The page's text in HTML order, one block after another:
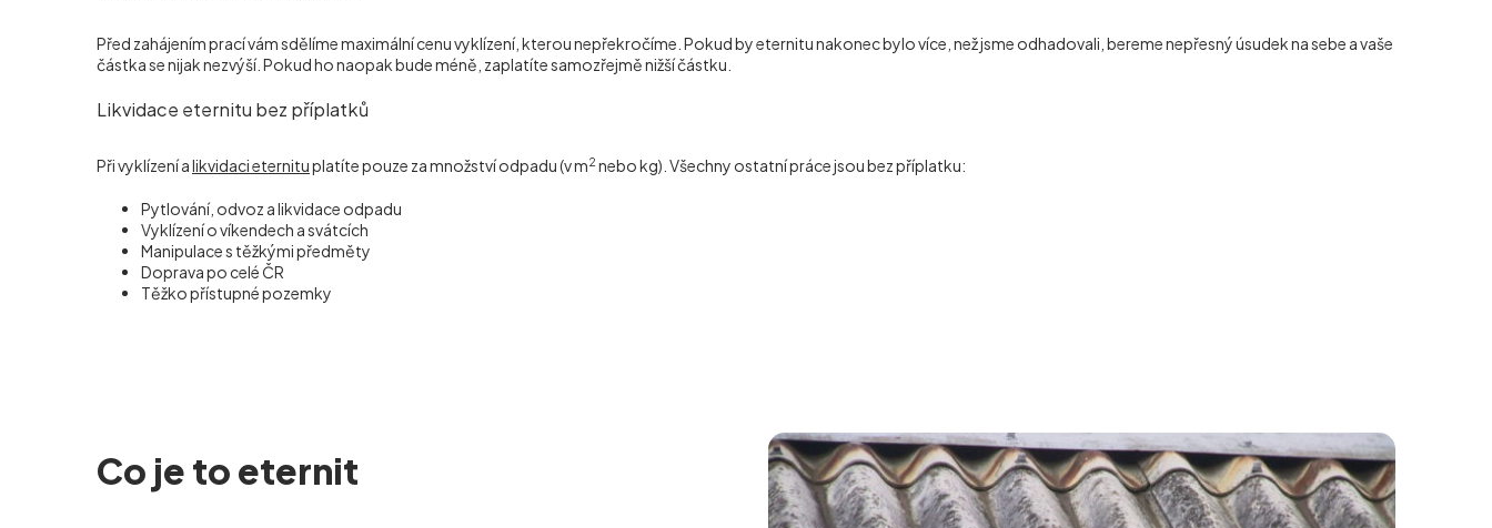
Před zahájením prací vám sdělíme maximální cenu vyklízení, kterou nepřekročíme. Pokud by eternitu nakonec bylo více, než jsme odhadovali, bereme nepřesný úsudek na sebe a vaše
částka se nijak nezvýší. Pokud ho naopak bude méně, zaplatíte samozřejmě nižší částku.
Likvidace eternitu bez příplatků
Při vyklízení alikvidaci eternituplatíte pouze za množství odpadu (v m2 nebo kg). Všechny ostatní práce jsou bez příplatku:
Pytlování, odvoz a likvidace odpadu
Vyklízení o víkendech a svátcích
Manipulace s těžkými předměty
Doprava po celé ČR
Těžko přístupné pozemky
Co je to eternit